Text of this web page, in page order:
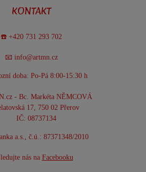
KONTAKT
☎️ +420 731 293 702
📧 info@artmn.cz
doba: Po-Pá 8:00-15:30 h
- Bc. Markéta NĚMCOVÁ
17, 750 02 Přerov
IČ: 08737134
a.s., č.ú.: 87371348/2010
nás na Facebooku